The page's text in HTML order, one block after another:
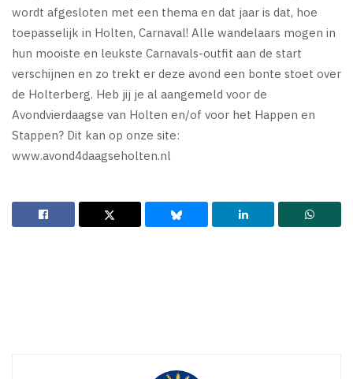
wordt afgesloten met een thema en dat jaar is dat, hoe
toepasselijk in Holten, Carnaval! Alle wandelaars mogen in
hun mooiste en leukste Carnavals-outfit aan de start
verschijnen en zo trekt er deze avond een bonte stoet over
de Holterberg. Heb jij je al aangemeld voor de
Avondvierdaagse van Holten en/of voor het Happen en
Stappen? Dit kan op onze site:
www.avond4daagseholten.nl